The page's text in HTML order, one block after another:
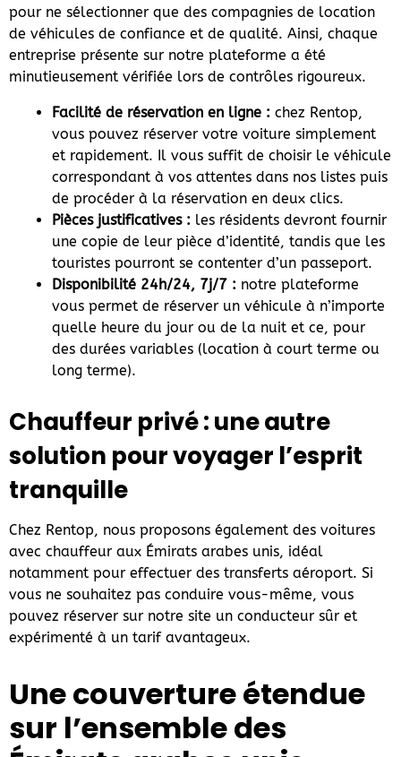
pour ne sélectionner que des compagnies de location
de véhicules de confiance et de qualité. Ainsi, chaque
entreprise présente sur notre plateforme a été
minutieusement vérifiée lors de contrôles rigoureux.
Facilité de réservation en ligne : chez Rentop,
vous pouvez réserver votre voiture simplement
et rapidement. Il vous suffit de choisir le véhicule
correspondant à vos attentes dans nos listes puis
de procéder à la réservation en deux clics.
Pièces justificatives : les résidents devront fournir
une copie de leur pièce d’identité, tandis que les
touristes pourront se contenter d’un passeport.
Disponibilité 24h/24, 7j/7 : notre plateforme
vous permet de réserver un véhicule à n’importe
quelle heure du jour ou de la nuit et ce, pour
des durées variables (location à court terme ou
long terme).
Chauffeur privé : une autre
solution pour voyager l’esprit
tranquille
Chez Rentop, nous proposons également des voitures
avec chauffeur aux Émirats arabes unis, idéal
notamment pour effectuer des transferts aéroport. Si
vous ne souhaitez pas conduire vous-même, vous
pouvez réserver sur notre site un conducteur sûr et
expérimenté à un tarif avantageux.
Une couverture étendue
sur l’ensemble des